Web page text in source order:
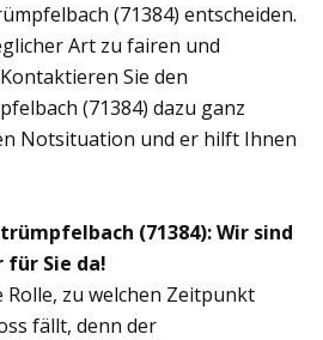
(71384) entscheiden.
Art zu fairen und
Sie den
(71384) dazu ganz
Notsituation und er hilft Ihnen
(71384): Wir sind
für Sie da!
Rolle, zu welchen Zeitpunkt
fällt, denn der